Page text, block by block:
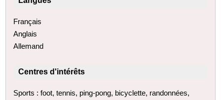
Français
Anglais
Allemand
Centres d'intérêts
Sports : foot, tennis, ping-pong, bicyclette, randonnées,